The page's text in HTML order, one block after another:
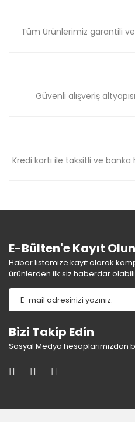
Tüm Ürünlerimiz garantili
Güvenli alışveriş
Kredi kartı ile taksitli ve
E-Bülten'e Kayıt Olun
Haber listemize kayıt olarak
ürünlerden ilk siz haberdar
Bizi Takip Edin
Sosyal Medya hesaplarımızdan